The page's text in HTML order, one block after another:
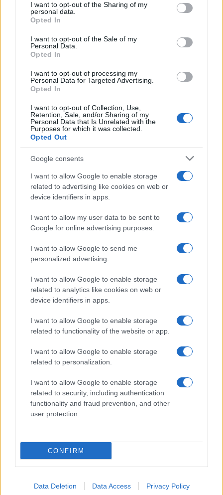
disclose it to other third parties.
Please note that this website/app uses one or more Google
services and may gather and store information including but
not limited to your visit or usage behaviour. You may click to
grant or deny consent to Google and its third-party tags to
consent section.
I want to opt-out of the Sharing of my
personal data.
Opted In
I want to opt-out of the Sale of my
Personal Data.
Opted In
I want to opt-out of processing my
Personal Data for Targeted Advertising.
Opted In
I want to opt-out of Collection, Use,
Retention, Sale, and/or Sharing of my
Personal Data that Is Unrelated with the
Purposes for which it was collected.
Opted Out
Google consents
I want to allow Google to enable storage
related to advertising like cookies on web or
device identifiers in apps.
I want to allow my user data to be sent to
Google for online advertising purposes.
I want to allow Google to send me
personalized advertising.
I want to allow Google to enable storage
related to analytics like cookies on web or
device identifiers in apps.
I want to allow Google to enable storage
related to functionality of the website or app.
I want to allow Google to enable storage
related to personalization.
I want to allow Google to enable storage
related to security, including authentication
functionality and fraud prevention, and other
user protection.
CONFIRM
Data Deletion Data Access Privacy Policy
FRASI
Frasi celebri
Frasi da condividere
Poesie
Frasi dei film
Frasi film più lette
Incipit dei film
Film più cercati
Frasi sul cinema
SERVIZI
Mappa del sito
Cookie Policy
Frasi suddivise per tema
Indice degli autori
Aforismi .meglio.it è l'archivio web dedicato a frasi,
aforismi e citazioni più grande del web (137.847 frasi in
database) • ©2005-2025 • La riproduzione dei testi è
consentita citando la fonte secondo la Licenza
il sito ricava una commissione sugli acquisti idonei. •
Contatti